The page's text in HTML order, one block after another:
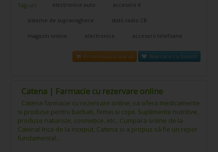
Tag-uri: electronice auto accesorii it
sisteme de supraveghere statii radio CB
magazin online electronice accesorii telefoane
Promovează link-ul Marcare ca favorit
Catena | Farmacie cu rezervare online
Catena farmacie cu rezervare online, va ofera medicamente
si produse pentru barbati, femei si copii. Suplimente nutritive,
produse naturiste, cosmetice, etc.. Cumpara online de la
Catena! Inca de la inceput, Catena si-a propus să fie un reper
fundamental...